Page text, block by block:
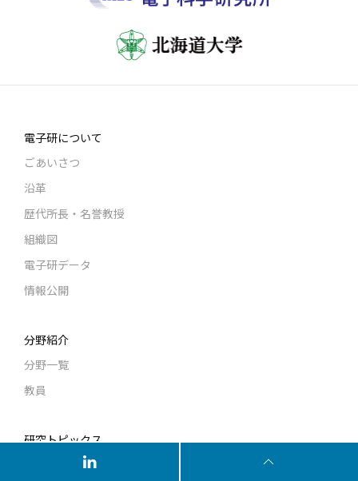
電子研について
ごあいさつ
沿革
歴代所長・名誉教授
組織図
電子研データ
情報公開
分野紹介
分野一覧
教員
研究トピックス